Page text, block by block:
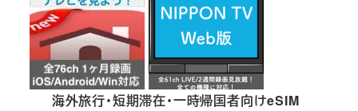
海外旅行・短期滞在・一時帰国者向けeSIM